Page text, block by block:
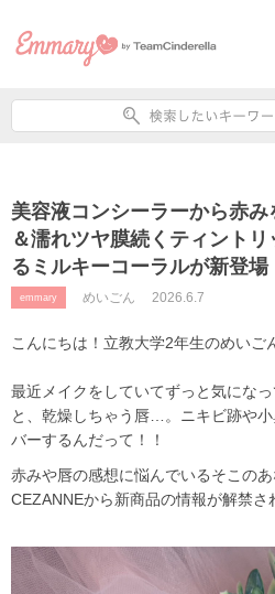
美容液コンシーラーから赤
＆濡れツヤ膜続くティント
るミルキーコーラルが新登場
emmary めいごん 2026.6.7
こんにちは！立教大学2年生のめい
最近メイクをしていてずっと気にな
と、乾燥しちゃう唇…。ニキビ跡や
バーするんだって！！
赤みや唇の感想に悩んでいるそこのあ
CEZANNEから新商品の情報が解禁さ